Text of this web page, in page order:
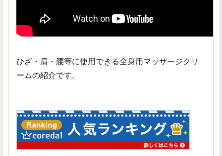
ひざ・肩・腰等に使用できる全身用マッサージクリ
ームの紹介です。